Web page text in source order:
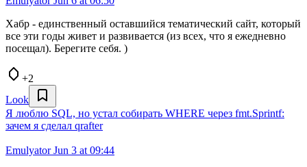
Хабр - единственный оставшийся тематический сайт, который
все эти годы живет и развивается (из всех, что я ежедневно
посещал). Берегите себя. )
+2
Look
Я люблю SQL, но устал собирать WHERE через fmt.Sprintf:
зачем я сделал qrafter
EmulyatorJun 3 at 09:44